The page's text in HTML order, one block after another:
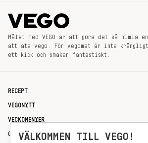
Målet med VEGO är att göra det så himla
att äta vego. För vegomat är inte
ett kick och smakar fantastiskt.
RECEPT
VEGONYTT
VECKOMENYER
OM OSSVÄLKOMMEN TILL VEGO!